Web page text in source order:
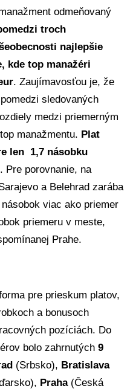
odmeňovaný
troch
najlepšie
kde top manažéri
. Zaujímavosťou je, že
sledovaných
medzi priemerným
manažmentu. Plat
len 1,7 násobku
. Pre porovnanie, na
a Belehrad zarába
viac ako priemer
priemeru v meste,
Prahe.
pre prieskum platov,
a bonusoch
pozíciách. Do
bolo zahrnutých 9
(Srbsko), Bratislava
Praha(Česká